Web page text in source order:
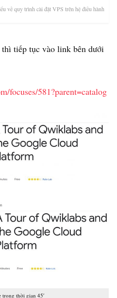
về quy trình cài đặt VPS trên hệ điều hành
tiếp tục vào link bên dưới
focuses/581?parent=catalog
trong thời gian 45′